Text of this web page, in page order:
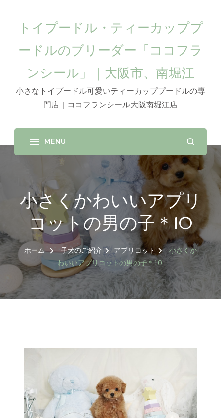
トイプードル・ティーカッププ
ードルのブリーダー「ココフラ
ンシール」｜大阪市、南堀江
小さなトイプードル可愛いティーカッププードルの専
門店｜ココフランシール大阪南堀江店
小さくかわいいアプリ
コットの男の子＊10
ホーム 子犬のご紹介 アプリコット
小さくか
わいいアプリコットの男の子＊10